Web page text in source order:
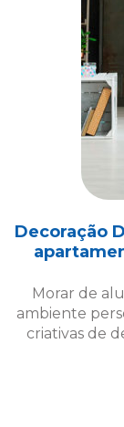
Decoração
Morar de
ambiente
criativas de